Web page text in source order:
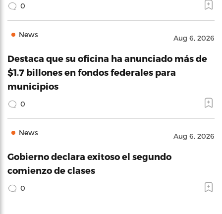
0
News Aug 6, 2026
Destaca que su oficina ha anunciado más de
$1.7 billones en fondos federales para
municipios
0
News Aug 6, 2026
Gobierno declara exitoso el segundo
comienzo de clases
0